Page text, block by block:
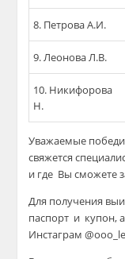
8. Петрова А.И.
9. Леонова Л.В.
10. Никифорова
Н.
Уважаемые
свяжется
и где Вы сможете
Для получения
паспорт и купон,
Инстаграм